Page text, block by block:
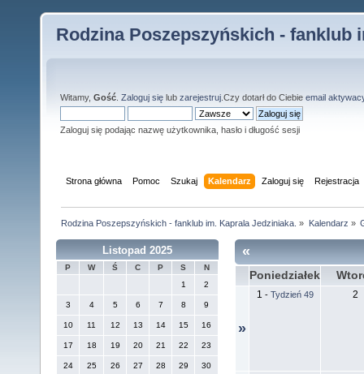
Rodzina Poszepszyńskich - fanklub
Witamy, Gość Zaloguj się lub zarejestruj .Czy dotarł do Ciebie email
Zaloguj się podając nazwę użytkownika, hasło i długość sesji
Strona główna Pomoc Szukaj Kalendarz Zaloguj się Rejestracja
Rodzina Poszepszyńskich - fanklub im. Kaprala Jedziniaka. » Kalendarz »
Listopad 2025
P W Ś C P S
N
1
2
3 4 5 6 7 8 9
10 11 12 13 14 15 16
17 18 19 20 21 22 23
24 25 26 27 28 29 30
«
Poniedziałek
»
1 - Tydzień 49 2